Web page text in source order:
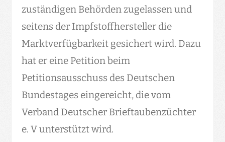
zuständigen Behörden zugelassen und
seitens der Impfstoffhersteller die
Marktverfügbarkeit gesichert wird. Dazu
hat er eine Petition beim
Petitionsausschuss des Deutschen
Bundestages eingereicht, die vom
Verband Deutscher Brieftaubenzüchter
e. V unterstützt wird.